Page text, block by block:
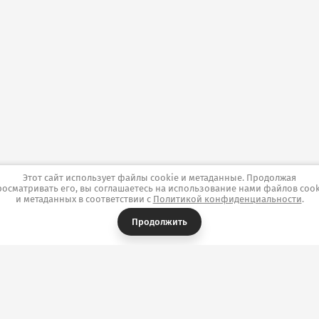
Этот сайт использует файлы cookie и метаданные. Продолжая
его, вы соглашаетесь на использование нами файлов
и метаданных в соответствии с Политикой конфиденциальности.
Продолжить